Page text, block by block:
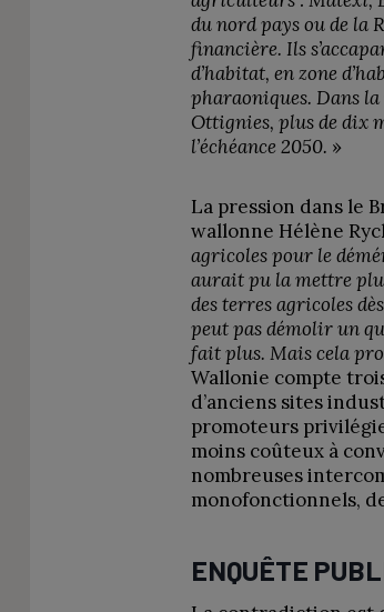
du nord pays ou de la
financière. Ils
d’habitat, en zone
pharaoniques. Dans
Ottignies, plus de dix
l’échéance 2050. »
La pression dans le
wallonne Hélène
agricoles pour le
aurait pu la mettre
des terres agricoles
peut pas démolir un
fait plus. Mais cela
Wallonie compte
d’anciens sites
promoteurs
moins coûteux à
nombreuses
monofonctionnels,
ENQUÊTE